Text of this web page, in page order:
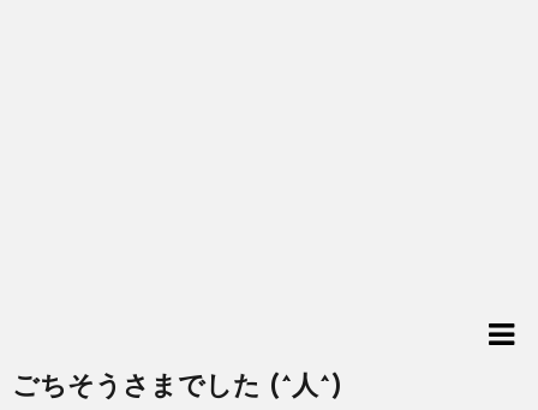
ごちそうさまでした (^人^)